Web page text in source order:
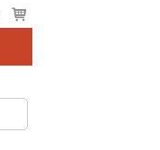
Voir
le